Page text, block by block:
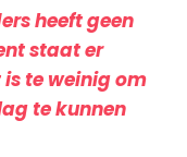
heeft geen
staat er
is te weinig om
te kunnen